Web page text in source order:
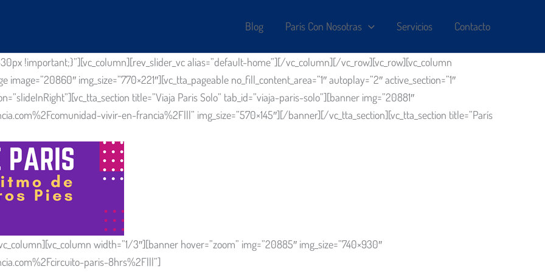
Blog París Con Nosotras Servicios Contacto
!important;}”][vc_column][rev_slider_vc alias=”default-home”][/vc_column][/vc_row][vc_row][vc_column
img_size=”770×221″][vc_tta_pageable no_fill_content_area=”1″ autoplay=”2″ active_section=”1″
title=”Viaja Paris Solo” tab_id=”viaja-paris-solo”][banner img=”20881″
vivir-en-francia%2F|||” img_size=”570×145″][/banner][/vc_tta_section][vc_tta_section title=”París
width=”1/3″][banner hover=”zoom” img=”20885″ img_size=”740×930″
paris-8hrs%2F|||”]